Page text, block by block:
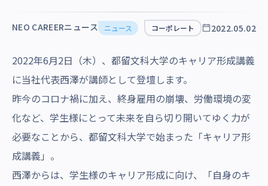
NEO CAREERニュース ニュース コーポレート 2022.05.02
2022年6月2日（木）、都留文科大学のキャリア形成講義
に当社代表西澤が講師として登壇します。
昨今のコロナ禍に加え、終身雇用の崩壊、労働環境の変
化など、学生様にとって未来を自ら切り開いてゆく力が
必要なことから、都留文科大学で始まった「キャリア形
成講義」。
西澤からは、学生様のキャリア形成に向け、「自身のキ